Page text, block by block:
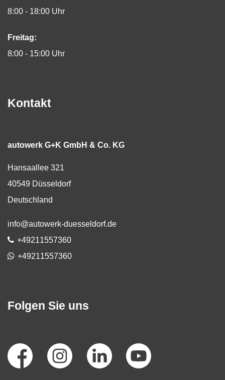
8:00 - 18:00 Uhr
Freitag:
8:00 - 15:00 Uhr
Kontakt
autowerk G+K GmbH & Co. KG
Hansaallee 321
40549 Düsseldorf
Deutschland
E-Mail:
info@autowerk-duesseldorf.de
Telefon:
+49211557360
WhatsApp
+49211557360
Folgen Sie uns
Social
Media